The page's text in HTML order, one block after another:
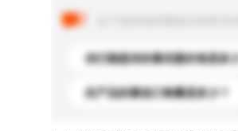
你们能提供的最优惠价格是多少
此产品的最低订购量是多少？